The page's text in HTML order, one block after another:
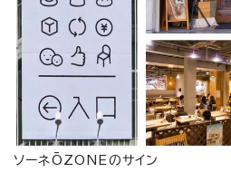
ソーネŌZONEのサイン